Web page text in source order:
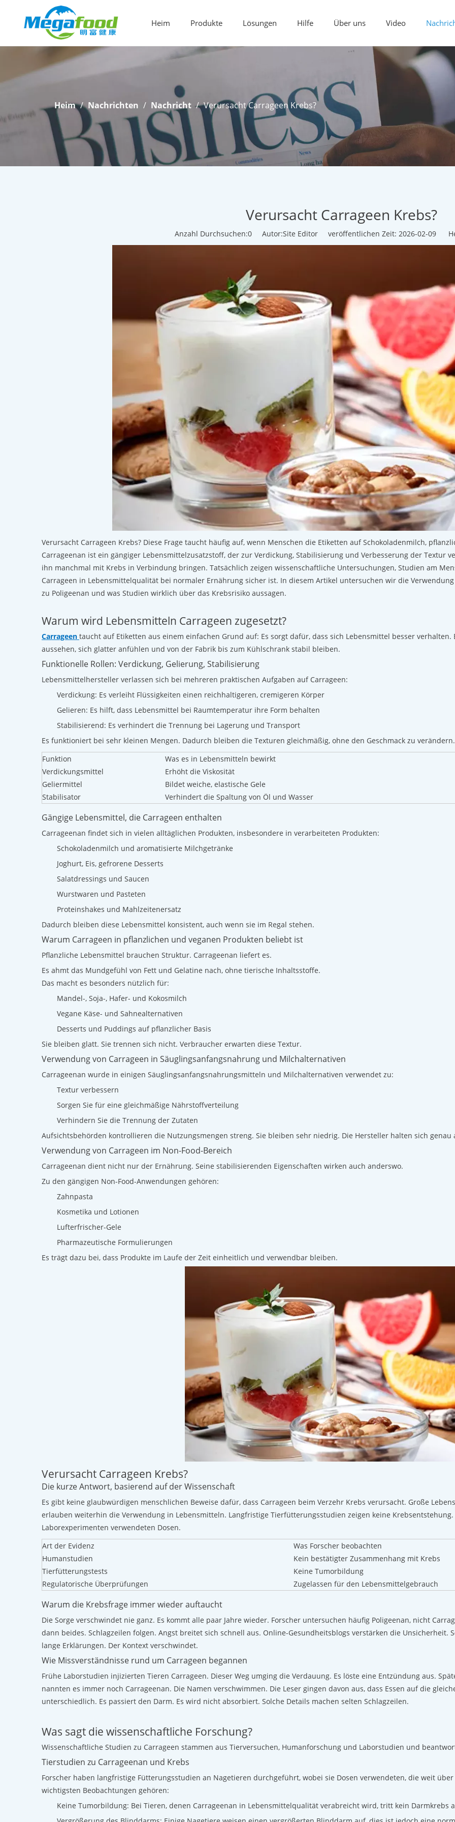
Heim Produkte Lösungen Hilfe Über uns Video
Heim / Nachrichten / Nachricht / Verursacht Carrageen Krebs?
Verursacht Carrageen Krebs?
Anzahl Durchsuchen:0Autor:Site Editor veröffentlichen Zeit: 2026-02-09
Verursacht Carrageen Krebs? Diese Frage taucht häufig auf, wenn Menschen die Etiketten auf Schokoladenmilch,
Carrageenan ist ein gängiger Lebensmittelzusatzstoff, der zur Verdickung, Stabilisierung und Verbesserung der Textur
ihn manchmal mit Krebs in Verbindung bringen. Tatsächlich zeigen wissenschaftliche Untersuchungen, Studien am
Carrageen in Lebensmittelqualität bei normaler Ernährung sicher ist. In diesem Artikel untersuchen wir die
zu Poligeenan und was Studien wirklich über das Krebsrisiko aussagen.
Warum wird Lebensmitteln Carrageen zugesetzt?
Carrageen taucht auf Etiketten aus einem einfachen Grund auf: Es sorgt dafür, dass sich Lebensmittel besser
aussehen, sich glatter anfühlen und von der Fabrik bis zum Kühlschrank stabil bleiben.
Funktionelle Rollen: Verdickung, Gelierung, Stabilisierung
Lebensmittelhersteller verlassen sich bei mehreren praktischen Aufgaben auf Carrageen:
Verdickung: Es verleiht Flüssigkeiten einen reichhaltigeren, cremigeren Körper
Gelieren: Es hilft, dass Lebensmittel bei Raumtemperatur ihre Form behalten
Stabilisierend: Es verhindert die Trennung bei Lagerung und Transport
Es funktioniert bei sehr kleinen Mengen. Dadurch bleiben die Texturen gleichmäßig, ohne den Geschmack zu verändern.
Funktion
Was es in Lebensmitteln bewirkt
Verdickungsmittel
Erhöht die Viskosität
Geliermittel
Bildet weiche, elastische Gele
Stabilisator
Verhindert die Spaltung von Öl und Wasser
Gängige Lebensmittel, die Carrageen enthalten
Carrageenan findet sich in vielen alltäglichen Produkten, insbesondere in verarbeiteten Produkten:
Schokoladenmilch und aromatisierte Milchgetränke
Joghurt, Eis, gefrorene Desserts
Salatdressings und Saucen
Wurstwaren und Pasteten
Proteinshakes und Mahlzeitenersatz
Dadurch bleiben diese Lebensmittel konsistent, auch wenn sie im Regal stehen.
Warum Carrageen in pflanzlichen und veganen Produkten beliebt ist
Pflanzliche Lebensmittel brauchen Struktur. Carrageenan liefert es.
Es ahmt das Mundgefühl von Fett und Gelatine nach, ohne tierische Inhaltsstoffe.
Das macht es besonders nützlich für:
Mandel-, Soja-, Hafer- und Kokosmilch
Vegane Käse- und Sahnealternativen
Desserts und Puddings auf pflanzlicher Basis
Sie bleiben glatt. Sie trennen sich nicht. Verbraucher erwarten diese Textur.
Verwendung von Carrageen in Säuglingsanfangsnahrung und Milchalternativen
Carrageenan wurde in einigen Säuglingsanfangsnahrungsmitteln und Milchalternativen verwendet zu:
Textur verbessern
Sorgen Sie für eine gleichmäßige Nährstoffverteilung
Verhindern Sie die Trennung der Zutaten
Aufsichtsbehörden kontrollieren die Nutzungsmengen streng. Sie bleiben sehr niedrig. Die Hersteller halten sich genau
Verwendung von Carrageen im Non-Food-Bereich
Carrageenan dient nicht nur der Ernährung. Seine stabilisierenden Eigenschaften wirken auch anderswo.
Zu den gängigen Non-Food-Anwendungen gehören:
Zahnpasta
Kosmetika und Lotionen
Lufterfrischer-Gele
Pharmazeutische Formulierungen
Es trägt dazu bei, dass Produkte im Laufe der Zeit einheitlich und verwendbar bleiben.
Verursacht Carrageen Krebs?
Die kurze Antwort, basierend auf der Wissenschaft
Es gibt keine glaubwürdigen menschlichen Beweise dafür, dass Carrageen beim Verzehr Krebs verursacht. Große
erlauben weiterhin die Verwendung in Lebensmitteln. Langfristige Tierfütterungsstudien zeigen keine
Laborexperimenten verwendeten Dosen.
Art der Evidenz
Was Forscher beobachten
Humanstudien
Kein bestätigter Zusammenhang mit Krebs
Tierfütterungstests
Keine Tumorbildung
Regulatorische Überprüfungen
Zugelassen für den Lebensmittelgebrauch
Warum die Krebsfrage immer wieder auftaucht
Die Sorge verschwindet nie ganz. Es kommt alle paar Jahre wieder. Forscher untersuchen häufig Poligeenan, nicht
dann beides. Schlagzeilen folgen. Angst breitet sich schnell aus. Online-Gesundheitsblogs verstärken die Unsicherheit.
lange Erklärungen. Der Kontext verschwindet.
Wie Missverständnisse rund um Carrageen begannen
Frühe Laborstudien injizierten Tieren Carrageen. Dieser Weg umging die Verdauung. Es löste eine Entzündung aus.
nannten es immer noch Carrageenan. Die Namen verschwimmen. Die Leser gingen davon aus, dass Essen auf die
unterschiedlich. Es passiert den Darm. Es wird nicht absorbiert. Solche Details machen selten Schlagzeilen.
Was sagt die wissenschaftliche Forschung?
Wissenschaftliche Studien zu Carrageen stammen aus Tierversuchen, Humanforschung und Laborstudien und
Tierstudien zu Carrageenan und Krebs
Forscher haben langfristige Fütterungsstudien an Nagetieren durchgeführt, wobei sie Dosen verwendeten, die weit
wichtigsten Beobachtungen gehören:
Keine Tumorbildung: Bei Tieren, denen Carrageenan in Lebensmittelqualität verabreicht wird, tritt kein Darmkrebs